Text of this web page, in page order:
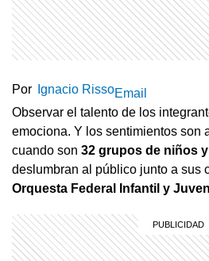
Por Ignacio RissoEmail
Observar el talento de los
emociona. Y los sentimientos son
cuando son 32 grupos de niños
deslumbran al público junto a sus
Orquesta Federal Infantil y